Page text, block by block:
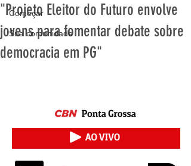
Começar
Sua comunidade
"Projeto Eleitor do Futuro envolve
jovens para fomentar debate sobre
democracia em PG"